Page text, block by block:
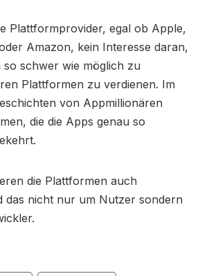
Plattformprovider, egal ob Apple,
Amazon, kein Interesse daran,
schwer wie möglich zu
Plattformen zu verdienen. Im
von Appmillionären
die die Apps genau so
die Plattformen auch
das nicht nur um Nutzer sondern